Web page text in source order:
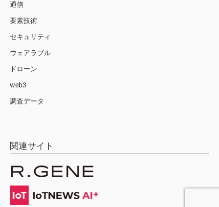
通信
要素技術
セキュリティ
ウェアラブル
ドローン
web3
調査データ
関連サイト